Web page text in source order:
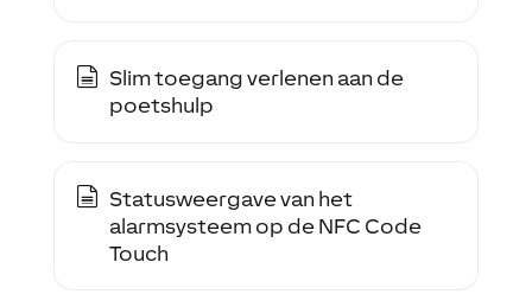
Slim toegang verlenen aan de
poetshulp
Statusweergave van het
alarmsysteem op de NFC Code
Touch